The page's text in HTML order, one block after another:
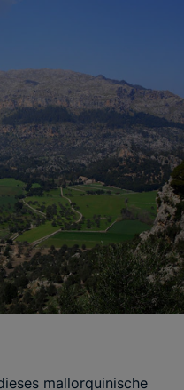
mallorquinische